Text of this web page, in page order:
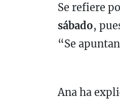
Se refiere
sábado,
“Se
Ana ha